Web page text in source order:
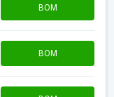
BOM
BOM